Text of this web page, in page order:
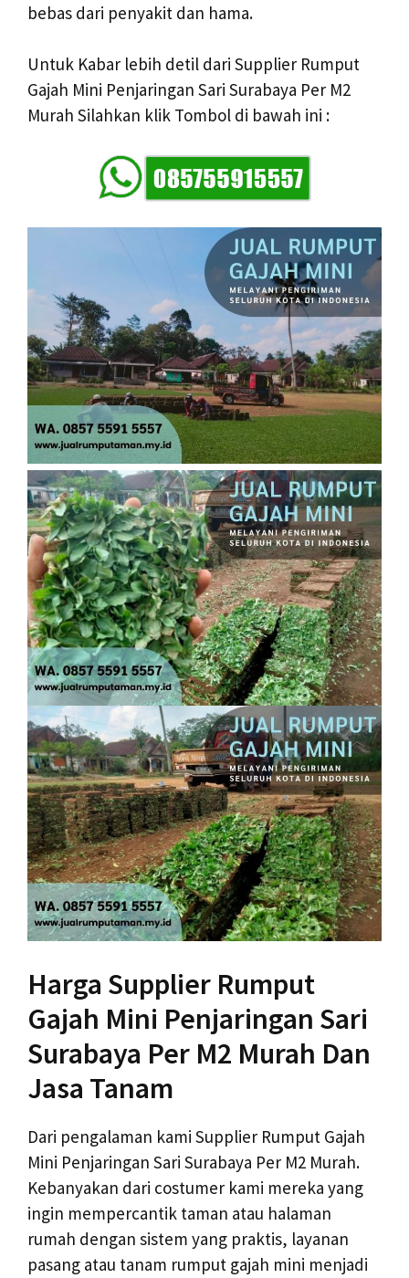
bebas dari penyakit dan hama.
Untuk Kabar lebih detil dari Supplier Rumput
Gajah Mini Penjaringan Sari Surabaya Per M2
Murah Silahkan klik Tombol di bawah ini :
Harga Supplier Rumput
Gajah Mini Penjaringan Sari
Surabaya Per M2 Murah Dan
Jasa Tanam
Dari pengalaman kami Supplier Rumput Gajah
Mini Penjaringan Sari Surabaya Per M2 Murah.
Kebanyakan dari costumer kami mereka yang
ingin mempercantik taman atau halaman
rumah dengan sistem yang praktis, layanan
pasang atau tanam rumput gajah mini menjadi